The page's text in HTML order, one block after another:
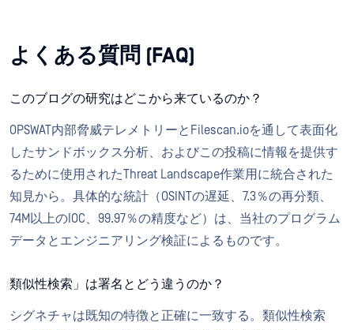
よくある質問 (FAQ)
このブログの研究はどこから来ているのか？
OPSWAT内部脅威テレメトリーとFilescan.ioを通して表面化
したサンドボックス分析、およびこの投稿に情報を提供す
るために使用されたThreat Landscape作業用に統合された
知見から。具体的な統計（OSINTの遅延、7.3％の再分類、
74M以上のIOC、99.97％の精度など）は、当社のプログラム
データとエンジニアリング検証によるものです。
類似性検索」は署名とどう違うのか？
シグネチャは既知の特徴と正確に一致する。類似性検索